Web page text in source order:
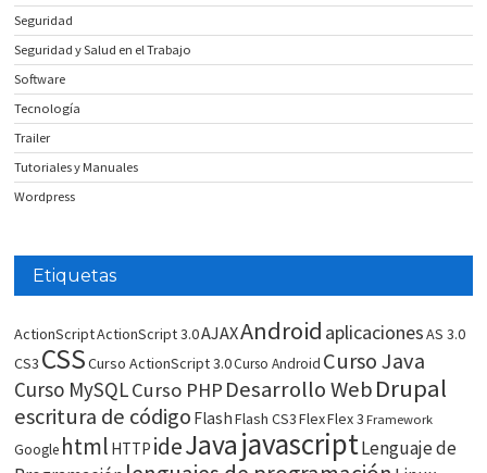
Seguridad
Seguridad y Salud en el Trabajo
Software
Tecnología
Trailer
Tutoriales y Manuales
Wordpress
Etiquetas
ActionScriptActionScript 3.0AJAXAndroid aplicacionesAS 3.0
CS3 CSSCurso ActionScript 3.0Curso Android Curso Java
Curso MySQLCurso PHP Desarrollo WebDrupal
escritura de código FlashFlash CS3FlexFlex 3 Framework
Google html HTTP ideJavajavascriptLenguaje de